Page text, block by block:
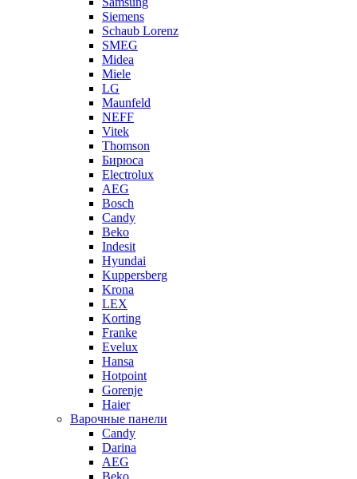
Siemens
Schaub Lorenz
SMEG
Midea
Miele
LG
Maunfeld
NEFF
Vitek
Thomson
Бирюса
Electrolux
AEG
Bosch
Candy
Beko
Indesit
Hyundai
Kuppersberg
Krona
LEX
Korting
Franke
Evelux
Hansa
Hotpoint
Gorenje
Haier
Варочные панели
Candy
Darina
AEG